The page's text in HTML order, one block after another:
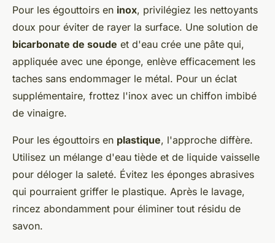
Pour les égouttoirs en inox, privilégiez les nettoyants
doux pour éviter de rayer la surface. Une solution de
bicarbonate de soude et d'eau crée une pâte qui,
appliquée avec une éponge, enlève efficacement les
taches sans endommager le métal. Pour un éclat
supplémentaire, frottez l'inox avec un chiffon imbibé
de vinaigre.
Pour les égouttoirs en plastique, l'approche diffère.
Utilisez un mélange d'eau tiède et de liquide vaisselle
pour déloger la saleté. Évitez les éponges abrasives
qui pourraient griffer le plastique. Après le lavage,
rincez abondamment pour éliminer tout résidu de
savon.